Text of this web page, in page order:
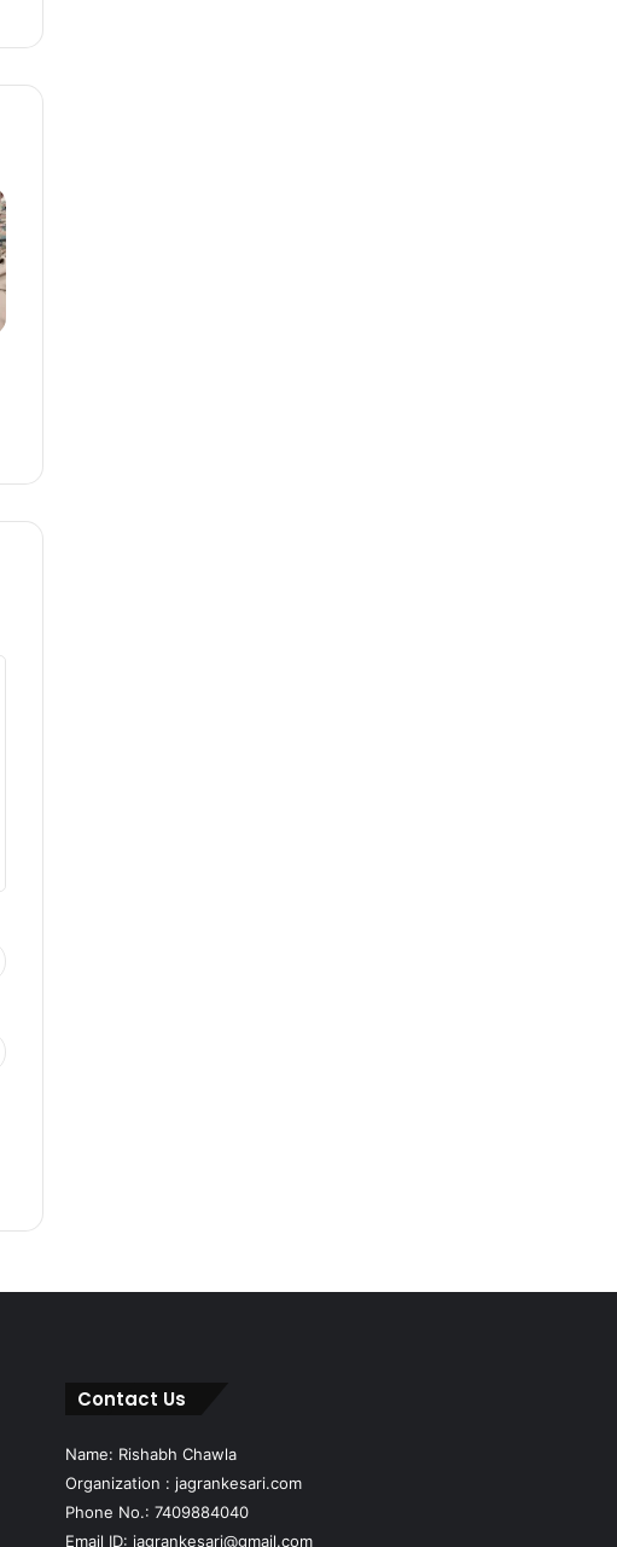
Contact Us
Name: Rishabh Chawla
Organization : jagrankesari.com
Phone No.: 7409884040
Email ID: jagrankesari@gmail.com